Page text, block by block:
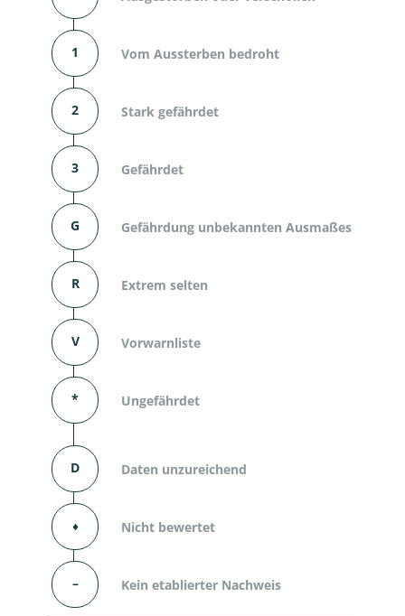
1 Vom Aussterben bedroht
2 Stark gefährdet
3 Gefährdet
G Gefährdung unbekannten Ausmaßes
R Extrem selten
V Vorwarnliste
* Ungefährdet
D Daten unzureichend
⬧ Nicht bewertet
– Kein etablierter Nachweis